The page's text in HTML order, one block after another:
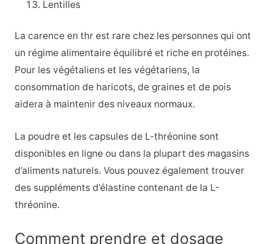
Lentilles
La carence en thr est rare chez les personnes qui ont
un régime alimentaire équilibré et riche en protéines.
Pour les végétaliens et les végétariens, la
consommation de haricots, de graines et de pois
aidera à maintenir des niveaux normaux.
La poudre et les capsules de L-thréonine sont
disponibles en ligne ou dans la plupart des magasins
d’aliments naturels. Vous pouvez également trouver
des suppléments d’élastine contenant de la L-
thréonine.
Comment prendre et dosage